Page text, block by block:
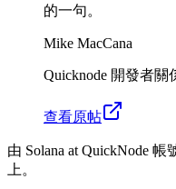
的一句。
Mike MacCana
Quicknode 開發者關
查看原帖
由 Solana at QuickNode
上。